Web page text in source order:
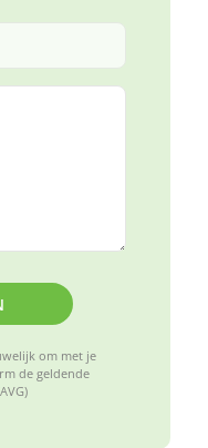
om met je
de geldende